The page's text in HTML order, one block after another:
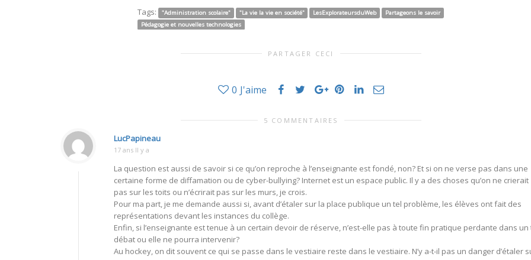
Tags:
"Administration scolaire" "La vie la vie en société" LesExplorateursduWeb
Partageons le savoir
Pédagogie et nouvelles technologies
PARTAGER CECI
0 J'aime
5 COMMENTAIRES
LucPapineau
17 ans Il y a
La question est aussi de savoir si ce qu’on reproche à l’enseignante est fondé, non? Et si on ne verse pas dans une
certaine forme de diffamation ou de cyber-bullying? Internet est un espace public. Il y a des choses qu’on ne crierait
pas sur les toits ou n’écrirait pas sur les murs, je crois.
Pour ma part, je me demande aussi si, avant d’étaler sur la place publique un tel problème, les élèves ont fait des
représentations devant les instances du collège.
Enfin, si l’enseignante est tenue à un certain devoir de réserve, n’est-elle pas à toute fin pratique perdante dans un
débat ou elle ne pourra intervenir?
Au hockey, on dit souvent ce qui se passe dans le vestiaire reste dans le vestiaire. N’y a-t-il pas un danger d’étaler